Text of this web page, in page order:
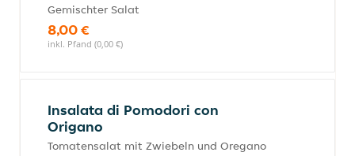
Gemischter Salat
8,00 €
inkl. Pfand (0,00 €)
Insalata di Pomodori con
Origano
Tomatensalat mit Zwiebeln und Oregano